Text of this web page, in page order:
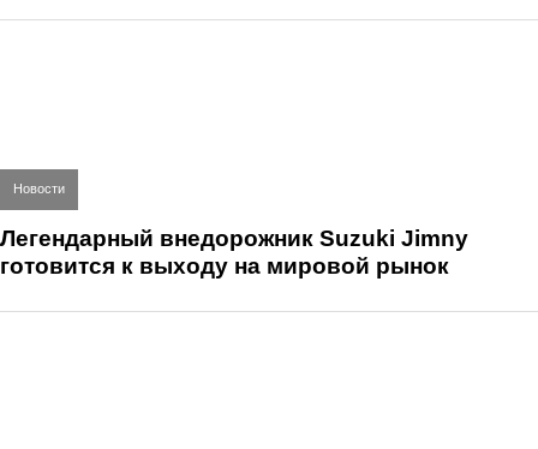
Новости
Легендарный внедорожник Suzuki Jimny
готовится к выходу на мировой рынок